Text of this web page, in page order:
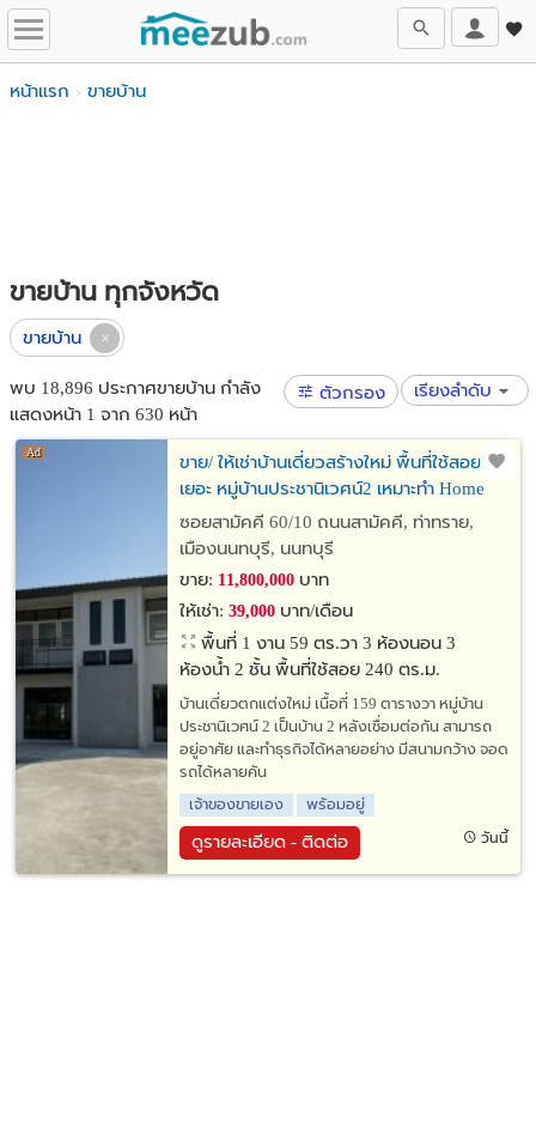
หน้าแรก ขายบ้าน
ขายบ้าน ทุกจังหวัด
ขายบ้าน
พบ 18,896 ประกาศขายบ้าน กำลัง
แสดงหน้า 1 จาก 630 หน้า
ตัวกรอง เรียงลำดับ
ขาย/ ให้เช่าบ้านเดี่ยวสร้างใหม่ พื้นที่ใช้สอย
เยอะ หมู่บ้านประชานิเวศน์2 เหมาะทำ Home
Office
ซอยสามัคคี 60/10 ถนนสามัคคี, ท่าทราย,
เมืองนนทบุรี, นนทบุรี
ขาย: 11,800,000บาท
ให้เช่า: 39,000บาท/เดือน
พื้นที่ 1 งาน 59 ตร.วา 3 ห้องนอน 3
ห้องน้ำ 2 ชั้น พื้นที่ใช้สอย 240 ตร.ม.
บ้านเดี่ยวตกแต่งใหม่ เนื้อที่ 159 ตารางวา หมู่บ้าน
ประชานิเวศน์ 2 เป็นบ้าน 2 หลังเชื่อมต่อกัน สามารถ
อยู่อาศัย และทำธุรกิจได้หลายอย่าง มีสนามกว้าง จอด
รถได้หลายคัน
เจ้าของขายเอง
พร้อมอยู่
ดูรายละเอียด - ติดต่อ วันนี้